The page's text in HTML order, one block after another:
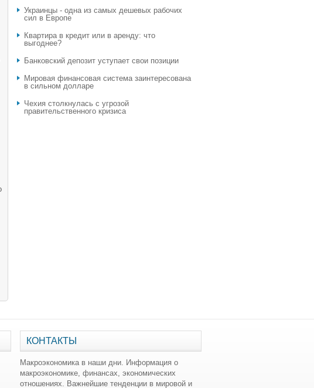
Украинцы - одна из самых дешевых рабочих
сил в Европе
Квартира в кредит или в аренду: что
выгоднее?
​Банковский депозит уступает свои позиции
Мировая финансовая система заинтересована
в сильном долларе
Чехия столкнулась с угрозой
правительственного кризиса
КОНТАКТЫ
Макроэкономика в наши дни. Информация о
макроэкономике, финансах, экономических
отношениях. Важнейшие тенденции в мировой и